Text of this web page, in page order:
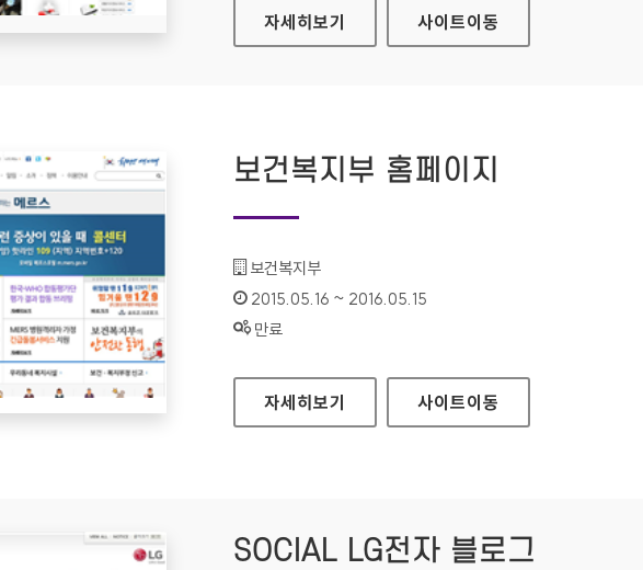
영양군청 홈페이지
자세히보기 사이트이동
보건복지부 홈페이지
기관명 :
보건복지부
인증기간 :
2015.05.16 ~ 2016.05.15
상태 :
만료
보건복지부 홈페이지
자세히보기 사이트이동
SOCIAL LG전자 블로그